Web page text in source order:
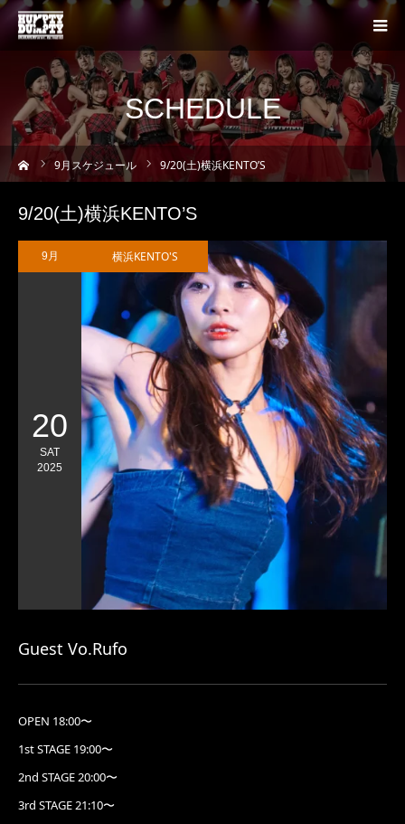
SCHEDULE
ム 9月スケジュール 9/20(土)横浜KENTO’S
9/20(土)横浜KENTO’S
9月
20
SAT
2025
横浜KENTO'S
Guest Vo.Rufo
OPEN 18:00〜
1st STAGE 19:00〜
2nd STAGE 20:00〜
3rd STAGE 21:10〜